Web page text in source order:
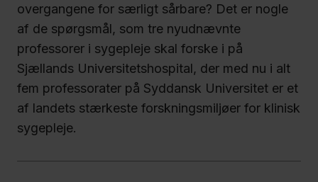
overgangene for særligt sårbare? Det er nogle
af de spørgsmål, som tre nyudnævnte
professorer i sygepleje skal forske i på
Sjællands Universitetshospital, der med nu i alt
fem professorater på Syddansk Universitet er et
af landets stærkeste forskningsmiljøer for klinisk
sygepleje.